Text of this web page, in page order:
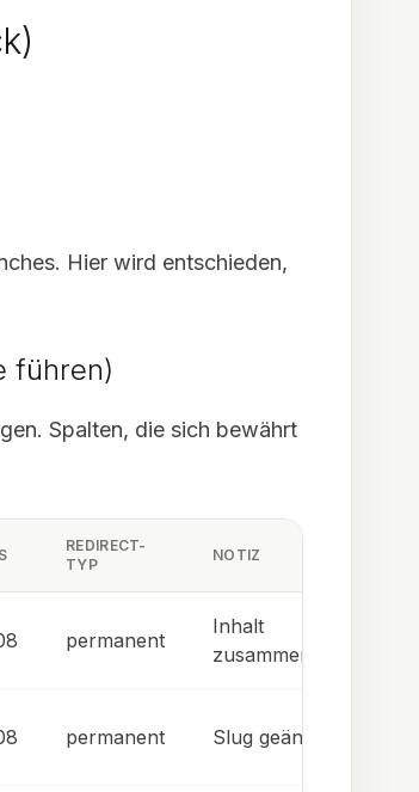
Hier wird entschieden,
führen)
Spalten, die sich bewährt
REDIRECT-
TYP
NOTIZ
permanent
Inhalt
zusammengeführt
permanent Slug geändert